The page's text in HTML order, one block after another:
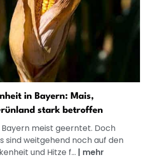
in Bayern: Mais,
stark betroffen
meist geerntet. Doch
sind weitgehend noch auf den
und Hitze f... | mehr